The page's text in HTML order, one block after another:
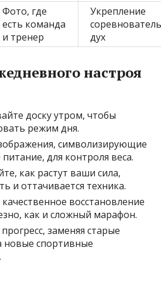
Фото, где
есть команда
и тренер
Укрепление
дух
настроя
доску утром, чтобы
режим дня.
символизирующие
для контроля веса.
как растут ваши сила,
и оттачивается техника.
восстановление
как и сложный марафон.
заменяя старые
новые спортивные